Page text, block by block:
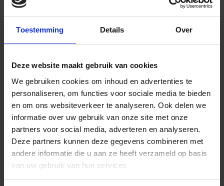
Toestemming Details Over
Deze website maakt gebruik van cookies
We gebruiken cookies om inhoud en advertenties te
personaliseren, om functies voor sociale media te bieden
en om ons websiteverkeer te analyseren. Ook delen we
informatie over uw gebruik van onze site met onze
partners voor social media, adverteren en analyseren.
Deze partners kunnen deze gegevens combineren met
andere informatie die u aan ze heeft verzameld op basis
van uw gebruik van hun services.